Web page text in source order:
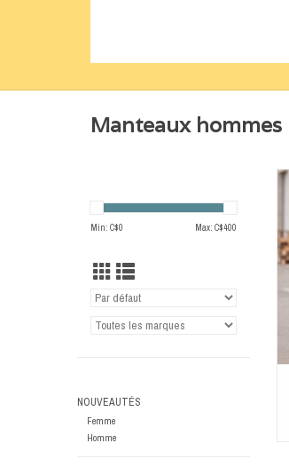
Manteaux hommes
Min: C$0 Max: C$400
NOUVEAUTÉS
Femme
Homme